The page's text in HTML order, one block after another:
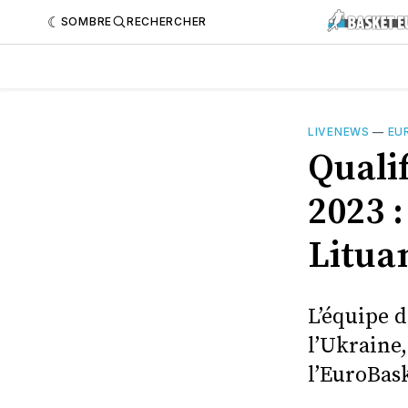
SOMBRE RECHERCHER
LIVENEWS —
2023
L’équipe